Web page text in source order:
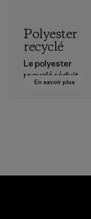
En savoir plus
Polyester
recyclé
Le polyester
recyclé réduit
notre dépendance